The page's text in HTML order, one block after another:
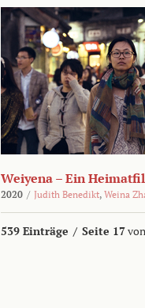
Weiyena – Ein
2020 / Judith Benedikt, Weina
539 Einträge / Seite 17